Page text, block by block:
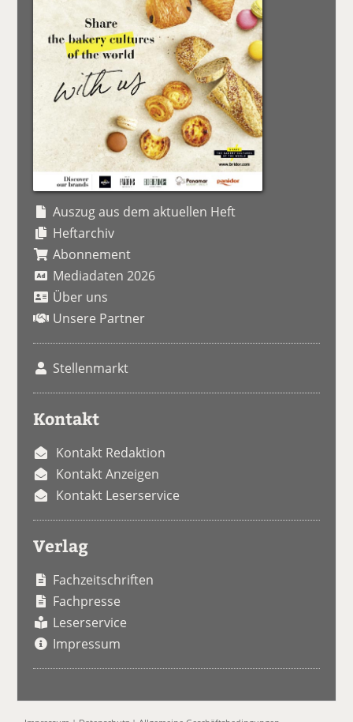
Auszug aus dem aktuellen Heft
Heftarchiv
Abonnement
Mediadaten 2026
Über uns
Unsere Partner
Stellenmarkt
Kontakt
Kontakt Redaktion
Kontakt Anzeigen
Kontakt Leserservice
Verlag
Fachzeitschriften
Fachpresse
Leserservice
Impressum